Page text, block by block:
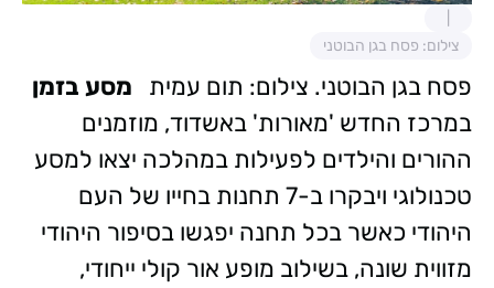
צילום: פסח בגן הבוטני
פסח בגן הבוטני. צילום: תום עמית מסע בזמן
במרכז החדש 'מאורות' באשדוד, מוזמנים
ההורים והילדים לפעילות במהלכה יצאו למסע
טכנולוגי ויבקרו ב-7 תחנות בחייו של העם
היהודי כאשר בכל תחנה יפגשו בסיפור היהודי
מזווית שונה, בשילוב מופע אור קולי ייחודי,